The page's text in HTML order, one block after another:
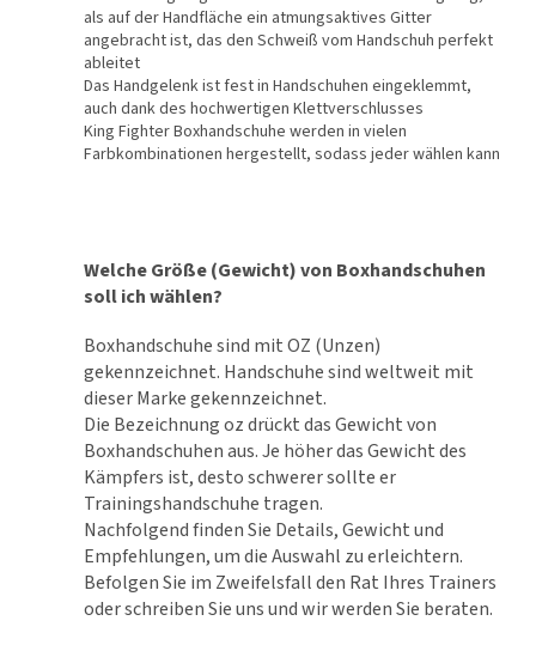
als auf der Handfläche ein atmungsaktives Gitter
angebracht ist, das den Schweiß vom Handschuh perfekt
ableitet
Das Handgelenk ist fest in Handschuhen eingeklemmt,
auch dank des hochwertigen Klettverschlusses
King Fighter Boxhandschuhe werden in vielen
Farbkombinationen hergestellt, sodass jeder wählen kann
Welche Größe (Gewicht) von Boxhandschuhen
soll ich wählen?
Boxhandschuhe sind mit OZ (Unzen)
gekennzeichnet. Handschuhe sind weltweit mit
dieser Marke gekennzeichnet.
Die Bezeichnung oz drückt das Gewicht von
Boxhandschuhen aus. Je höher das Gewicht des
Kämpfers ist, desto schwerer sollte er
Trainingshandschuhe tragen.
Nachfolgend finden Sie Details, Gewicht und
Empfehlungen, um die Auswahl zu erleichtern.
Befolgen Sie im Zweifelsfall den Rat Ihres Trainers
oder schreiben Sie uns und wir werden Sie beraten.